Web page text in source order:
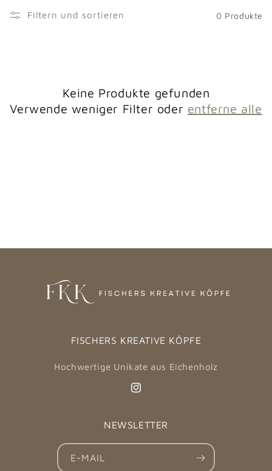
Filtern und sortieren 0 Produkte
Keine Produkte gefunden
Verwende weniger Filter oder entferne alle
FISCHERS KREATIVE KÖPFE
Hochwertige Unikate aus Eichenholz
Instagram
NEWSLETTER
E-MAIL